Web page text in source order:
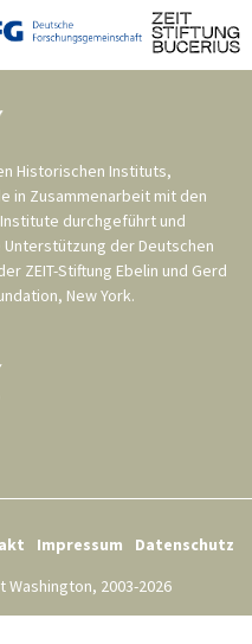
Historischen Instituts,
in Zusammenarbeit mit den
durchgeführt und
der Deutschen
ZEIT-Stiftung Ebelin und Gerd
New York.
Impressum
Datenschutz
2003-2026